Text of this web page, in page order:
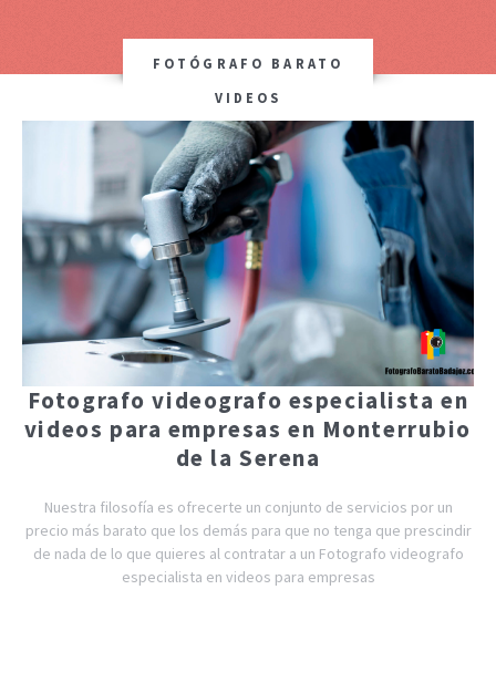
FOTÓGRAFO BARATO
VIDEOS
Fotografo videografo especialista en
videos para empresas en Monterrubio
de la Serena
Nuestra filosofía es ofrecerte un conjunto de servicios por un
precio más barato que los demás para que no tenga que prescindir
de nada de lo que quieres al contratar a un Fotografo videografo
especialista en videos para empresas